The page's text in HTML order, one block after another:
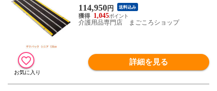
ケアメディックス (車椅子 スロープ 段差解
消スロープ 屋外用 段差スロープ 介護 スロ
ープ 介護 用 スロープ) 介護用品
114,950円 送料込み
1,045
介護用品専門店 まごころショップ
詳細を見る